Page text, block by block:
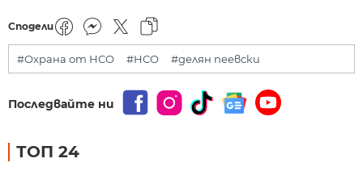
Сподели
#Охрана от НСО #НСО #делян пеевски
Последвайте ни
ТОП 24